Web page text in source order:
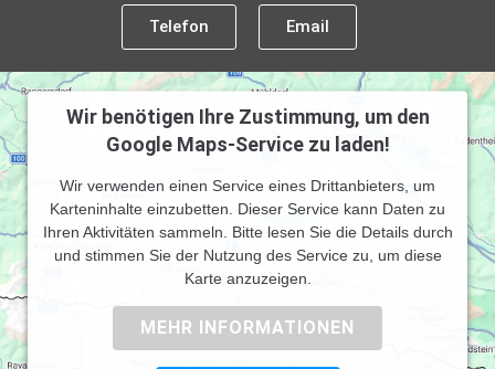
Telefon Email
Wir benötigen Ihre Zustimmung, um den
Google Maps-Service zu laden!
Wir verwenden einen Service eines Drittanbieters, um
Karteninhalte einzubetten. Dieser Service kann Daten zu
Ihren Aktivitäten sammeln. Bitte lesen Sie die Details durch
und stimmen Sie der Nutzung des Service zu, um diese
Karte anzuzeigen.
MEHR INFORMATIONEN